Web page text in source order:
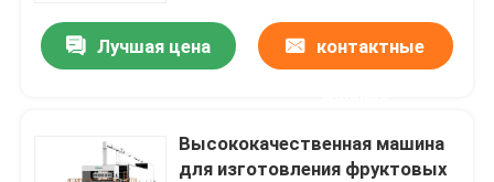
Лучшая цена контактные
Высококачественная машина
для изготовления фруктовых